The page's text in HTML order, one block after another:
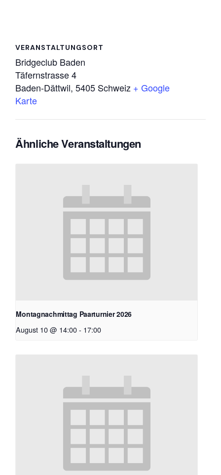
VERANSTALTUNGSORT
Bridgeclub Baden
Täfernstrasse 4
Baden-Dättwil, 5405 Schweiz + Google
Karte
Ähnliche Veranstaltungen
Montagnachmittag Paarturnier 2026
August 10 @ 14:00 - 17:00